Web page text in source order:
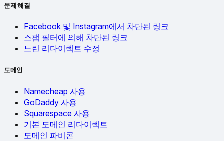
문제 해결
Facebook 및 Instagram에서 차단된 링크
스팸 필터에 의해 차단된 링크
느린 리다이렉트 수정
도메인
Namecheap 사용
GoDaddy 사용
Squarespace 사용
기본 도메인 리다이렉트
도메인 파비콘